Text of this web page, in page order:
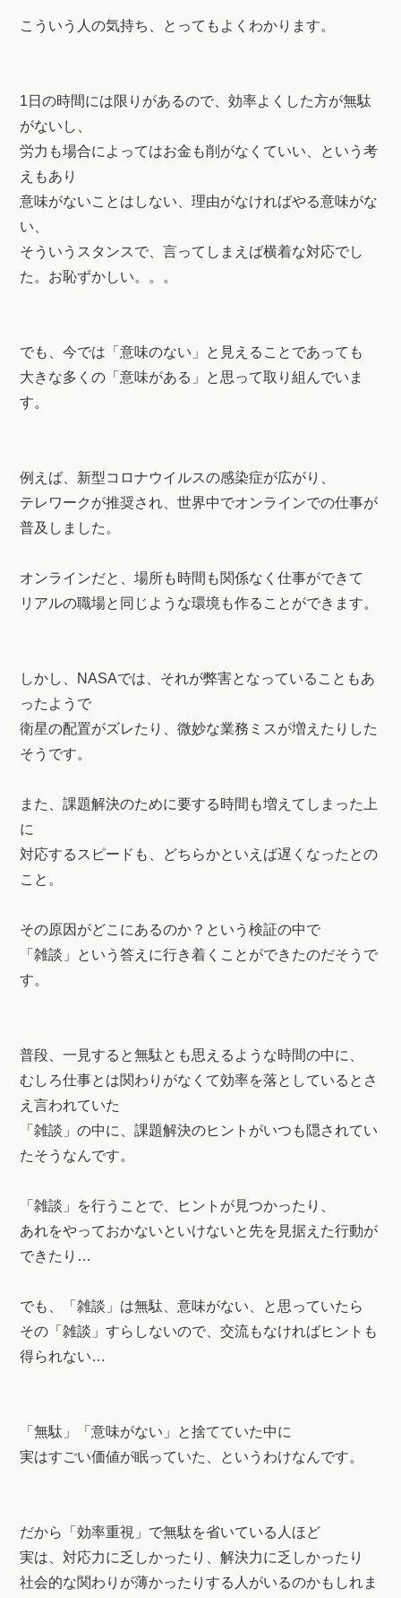
こういう人の気持ち、とってもよくわかります。
1日の時間には限りがあるので、効率よくした方が無駄
がないし、
労力も場合によってはお金も削がなくていい、という考
えもあり
意味がないことはしない、理由がなければやる意味がな
い、
そういうスタンスで、言ってしまえば横着な対応でし
た。お恥ずかしい。。。
でも、今では「意味のない」と見えることであっても
大きな多くの「意味がある」と思って取り組んでいま
す。
例えば、新型コロナウイルスの感染症が広がり、
テレワークが推奨され、世界中でオンラインでの仕事が
普及しました。
オンラインだと、場所も時間も関係なく仕事ができて
リアルの職場と同じような環境も作ることができます。
しかし、NASAでは、それが弊害となっていることもあ
ったようで
衛星の配置がズレたり、微妙な業務ミスが増えたりした
そうです。
また、課題解決のために要する時間も増えてしまった上
に
対応するスピードも、どちらかといえば遅くなったとの
こと。
その原因がどこにあるのか？という検証の中で
「雑談」という答えに行き着くことができたのだそうで
す。
普段、一見すると無駄とも思えるような時間の中に、
むしろ仕事とは関わりがなくて効率を落としているとさ
え言われていた
「雑談」の中に、課題解決のヒントがいつも隠されてい
たそうなんです。
「雑談」を行うことで、ヒントが見つかったり、
あれをやっておかないといけないと先を見据えた行動が
できたり…
でも、「雑談」は無駄、意味がない、と思っていたら
その「雑談」すらしないので、交流もなければヒントも
得られない…
「無駄」「意味がない」と捨てていた中に
実はすごい価値が眠っていた、というわけなんです。
だから「効率重視」で無駄を省いている人ほど
実は、対応力に乏しかったり、解決力に乏しかったり
社会的な関わりが薄かったりする人がいるのかもしれま